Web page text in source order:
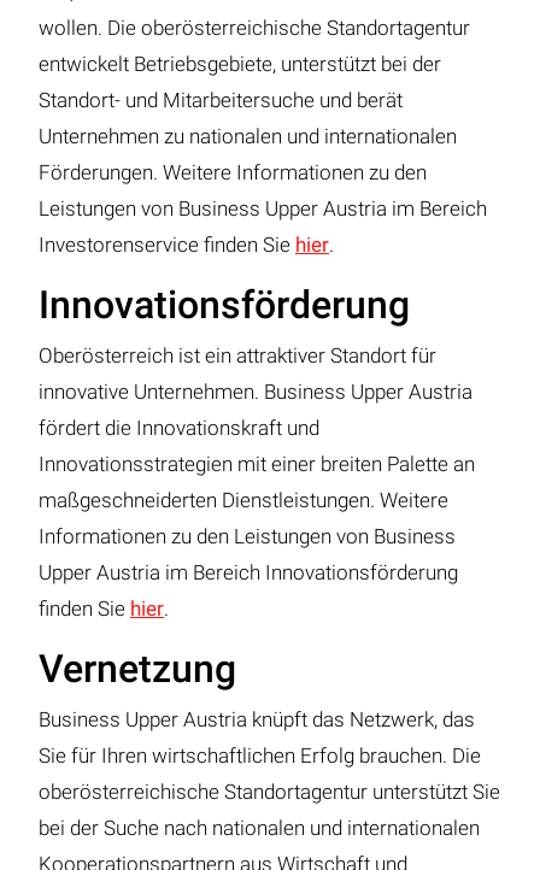
wollen. Die oberösterreichische Standortagentur
entwickelt Betriebsgebiete, unterstützt bei der
Standort- und Mitarbeitersuche und berät
Unternehmen zu nationalen und internationalen
Förderungen. Weitere Informationen zu den
Leistungen von Business Upper Austria im Bereich
Investorenservice finden Sie hier.
Innovationsförderung
Oberösterreich ist ein attraktiver Standort für
innovative Unternehmen. Business Upper Austria
fördert die Innovationskraft und
Innovationsstrategien mit einer breiten Palette an
maßgeschneiderten Dienstleistungen. Weitere
Informationen zu den Leistungen von Business
Upper Austria im Bereich Innovationsförderung
finden Sie hier.
Vernetzung
Business Upper Austria knüpft das Netzwerk, das
Sie für Ihren wirtschaftlichen Erfolg brauchen. Die
oberösterreichische Standortagentur unterstützt Sie
bei der Suche nach nationalen und internationalen
Kooperationspartnern aus Wirtschaft und